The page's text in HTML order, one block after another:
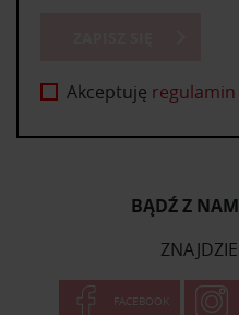
Akceptuję regulamin
BĄDŹ Z
FACEBOOK